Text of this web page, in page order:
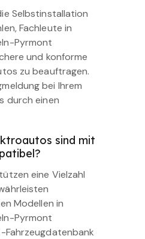
Selbstinstallation
Fachleute in
Pyrmont
und konforme
zu beauftragen.
bei Ihrem
durch einen
sind mit
eine Vielzahl
Modellen in
Pyrmont
Fahrzeugdatenbank